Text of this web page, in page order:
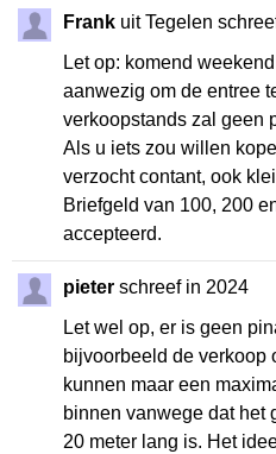
Frank uit Tegelen
Let op: komend
aanwezig om de entree
verkoopstands zal geen
Als u iets zou willen
verzocht contant, ook
Briefgeld van 100, 200
accepteerd.
pieter schreef in 2024
Let wel op, er is geen
bijvoorbeeld de verkoop
kunnen maar een
binnen vanwege dat het
20 meter lang is. Het